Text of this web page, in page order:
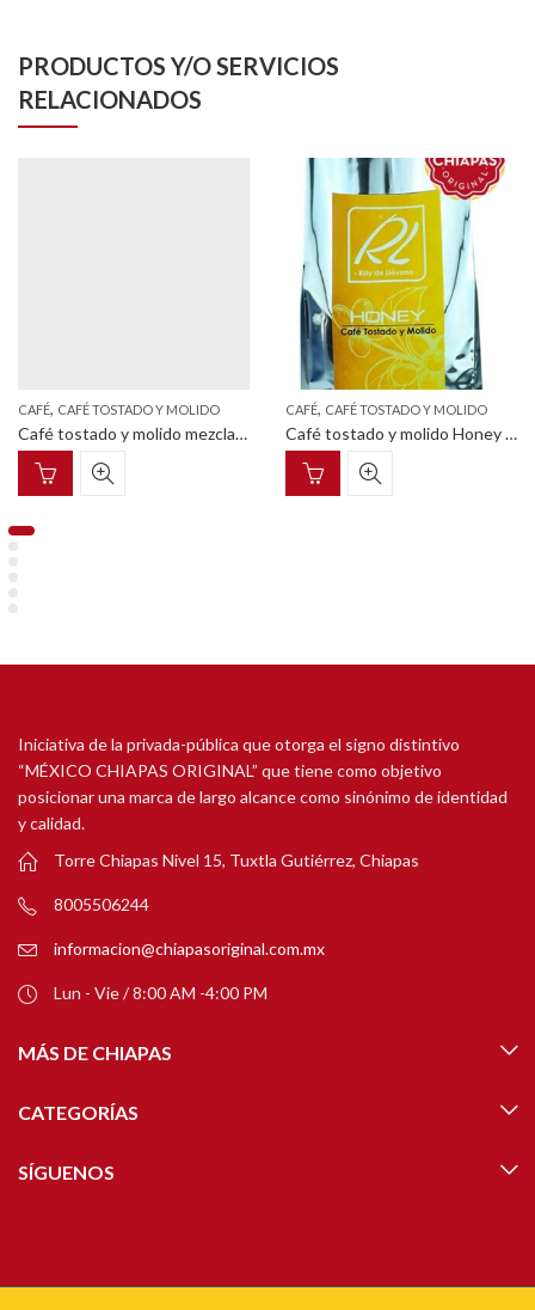
PRODUCTOS Y/O SERVICIOS
RELACIONADOS
CAFÉ, CAFÉ TOSTADO Y MOLIDO
Café tostado y molido mezcla márago 50 g
CAFÉ, CAFÉ TOSTADO Y MOLIDO
Café tostado y molido Honey 1 K
Iniciativa de la privada-pública que otorga el signo distintivo
“MÉXICO CHIAPAS ORIGINAL” que tiene como objetivo
posicionar una marca de largo alcance como sinónimo de identidad
y calidad.
Torre Chiapas Nivel 15, Tuxtla Gutiérrez, Chiapas
8005506244
informacion@chiapasoriginal.com.mx
Lun - Vie / 8:00 AM -4:00 PM
MÁS DE CHIAPAS
CATEGORÍAS
SÍGUENOS